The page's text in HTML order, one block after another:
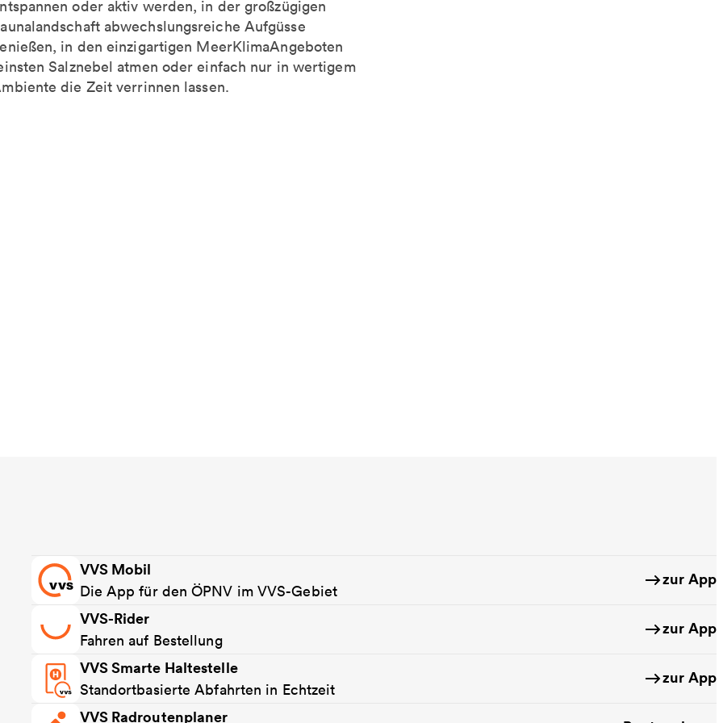
oder aktiv werden, in der großzügigen
abwechslungsreiche Aufgüsse
in den einzigartigen MeerKlimaAngeboten
Salznebel atmen oder einfach nur in wertigem
die Zeit verrinnen lassen.
VVS Mobil
Die App für den ÖPNV im VVS-Gebiet
zur App
VVS-Rider
Fahren auf Bestellung
zur App
VVS Smarte Haltestelle
Standortbasierte Abfahrten in Echtzeit
zur App
VVS Radroutenplaner